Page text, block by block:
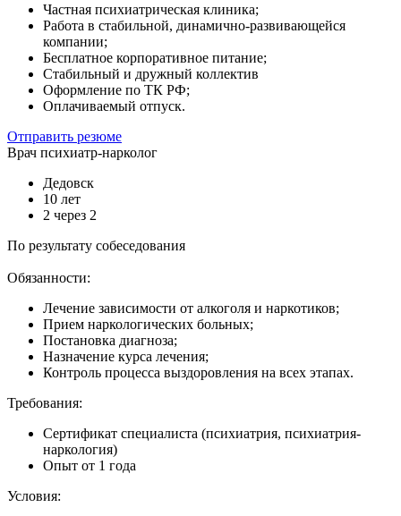
Частная психиатрическая клиника;
Работа в стабильной, динамично-развивающейся
компании;
Бесплатное корпоративное питание;
Стабильный и дружный коллектив
Оформление по ТК РФ;
Оплачиваемый отпуск.
Отправить резюме
Врач психиатр-нарколог
Дедовск
10 лет
2 через 2
По результату собеседования
Обязанности:
Лечение зависимости от алкоголя и наркотиков;
Прием наркологических больных;
Постановка диагноза;
Назначение курса лечения;
Контроль процесса выздоровления на всех этапах.
Требования:
Сертификат специалиста (психиатрия, психиатрия-
наркология)
Опыт от 1 года
Условия: